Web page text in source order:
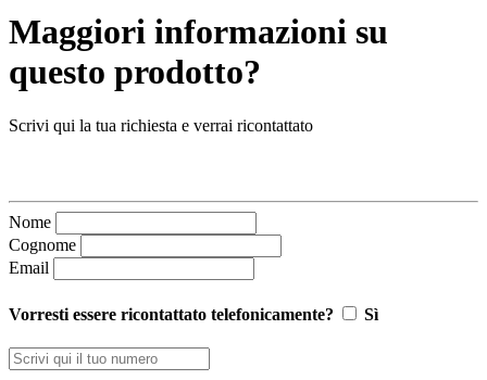
Maggiori informazioni su
questo prodotto?
Scrivi qui la tua richiesta e verrai ricontattato
Nome
Cognome
Email
Vorresti essere ricontattato telefonicamente? Sì